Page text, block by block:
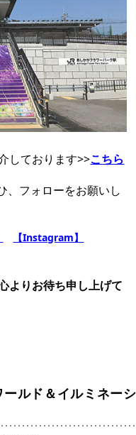
しております>>こちら
、フォローをお願いし
【Instagram】
よりお待ち申し上げて
ルド＆イルミネーシ